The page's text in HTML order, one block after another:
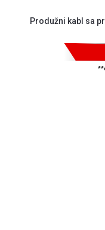
Produžni kabl sa